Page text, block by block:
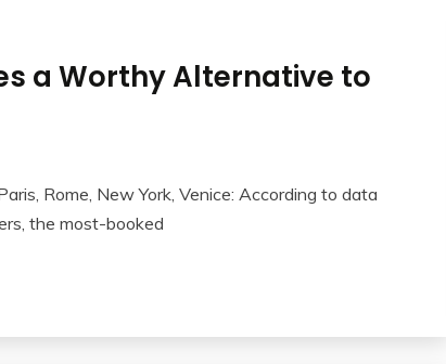
a Worthy Alternative to
Rome, New York, Venice: According to data
the most-booked